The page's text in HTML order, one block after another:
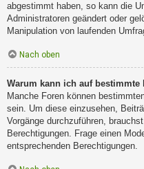
abgestimmt haben, so kann die
Administratoren geändert oder
Manipulation von laufenden
Nach oben
Warum kann ich auf
Manche Foren können
sein. Um diese einzusehen,
Vorgänge durchzuführen,
Berechtigungen. Frage einen
entsprechenden Berechtigungen.